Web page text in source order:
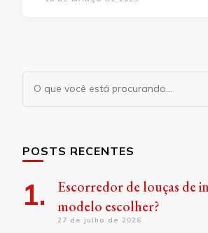
Procurando
algo?
POSTS RECENTES
Escorredor de louças de
modelo escolher?
27 de julho de 2026